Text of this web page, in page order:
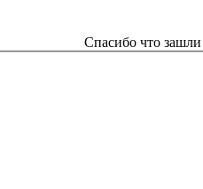
Спасибо что